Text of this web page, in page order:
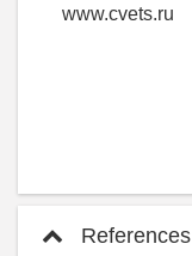
www.cvets.ru
References